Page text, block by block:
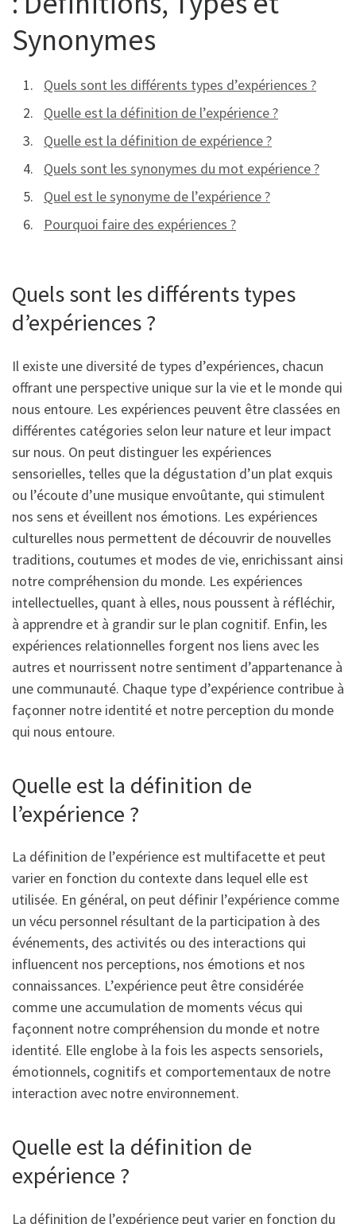
Synonymes
Quels sont les différents types d’expériences ?
Quelle est la définition de l’expérience ?
Quelle est la définition de expérience ?
Quels sont les synonymes du mot expérience ?
Quel est le synonyme de l’expérience ?
Pourquoi faire des expériences ?
Quels sont les différents types
d’expériences ?
Il existe une diversité de types d’expériences, chacun
offrant une perspective unique sur la vie et le monde qui
nous entoure. Les expériences peuvent être classées en
différentes catégories selon leur nature et leur impact
sur nous. On peut distinguer les expériences
sensorielles, telles que la dégustation d’un plat exquis
ou l’écoute d’une musique envoûtante, qui stimulent
nos sens et éveillent nos émotions. Les expériences
culturelles nous permettent de découvrir de nouvelles
traditions, coutumes et modes de vie, enrichissant ainsi
notre compréhension du monde. Les expériences
intellectuelles, quant à elles, nous poussent à réfléchir,
à apprendre et à grandir sur le plan cognitif. Enfin, les
expériences relationnelles forgent nos liens avec les
autres et nourrissent notre sentiment d’appartenance à
une communauté. Chaque type d’expérience contribue à
façonner notre identité et notre perception du monde
qui nous entoure.
Quelle est la définition de
l’expérience ?
La définition de l’expérience est multifacette et peut
varier en fonction du contexte dans lequel elle est
utilisée. En général, on peut définir l’expérience comme
un vécu personnel résultant de la participation à des
événements, des activités ou des interactions qui
influencent nos perceptions, nos émotions et nos
connaissances. L’expérience peut être considérée
comme une accumulation de moments vécus qui
façonnent notre compréhension du monde et notre
identité. Elle englobe à la fois les aspects sensoriels,
émotionnels, cognitifs et comportementaux de notre
interaction avec notre environnement.
Quelle est la définition de
expérience ?
La définition de l’expérience peut varier en fonction du